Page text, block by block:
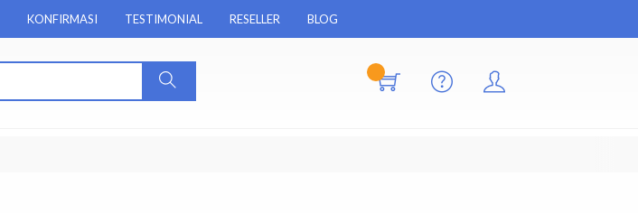
KONFIRMASI TESTIMONIAL RESELLER BLOG